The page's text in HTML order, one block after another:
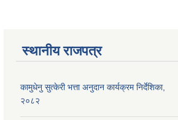
स्थानीय राजपत्र
कामुधेनु सुत्केरी भत्ता अनुदान कार्यक्रम निर्देशिका,
२०८२